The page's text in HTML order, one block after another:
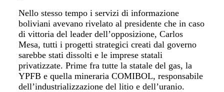
Nello stesso tempo i servizi di informazione
boliviani avevano rivelato al presidente che in caso
di vittoria del leader dell’opposizione, Carlos
Mesa, tutti i progetti strategici creati dal governo
sarebbe stati dissolti e le imprese statali
privatizzate. Prime fra tutte la statale del gas, la
YPFB e quella mineraria COMIBOL, responsabile
dell’industrializzazione del litio e dell’uranio.